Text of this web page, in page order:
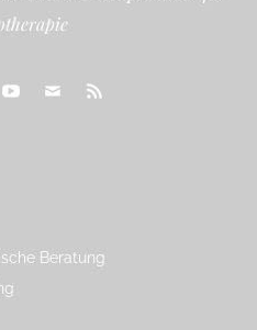
Beratung